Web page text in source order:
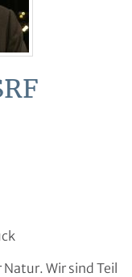
Wir sind Teil